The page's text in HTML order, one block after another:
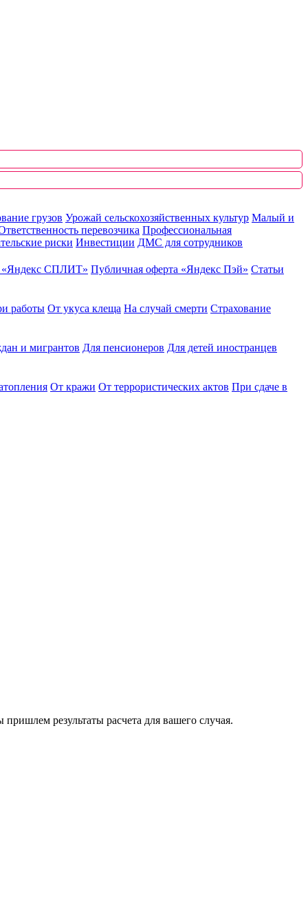
грузов Урожай сельскохозяйственных культур Малый и
перевозчика Профессиональная
риски Инвестиции ДМС для сотрудников
«Яндекс СПЛИТ» Публичная оферта «Яндекс Пэй» Статьи
работы От укуса клеща На случай смерти Страхование
и мигрантов Для пенсионеров Для детей иностранцев
От кражи От террористических актов При сдаче в
результаты расчета для вашего случая.